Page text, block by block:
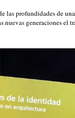
las profundidades de
nuevas generaciones el